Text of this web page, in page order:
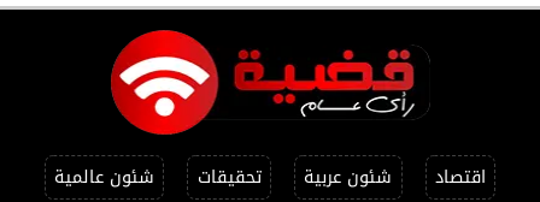
اقتصاد شئون عربية تحقيقات شئون عالمية